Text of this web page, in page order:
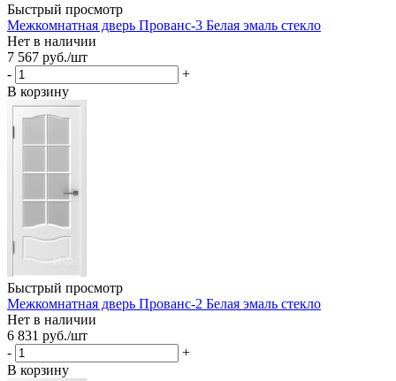
Быстрый просмотр
Межкомнатная дверь Прованс-3 Белая эмаль стекло
Нет в наличии
7 567 руб./шт
-
+
В корзину
Быстрый просмотр
Межкомнатная дверь Прованс-2 Белая эмаль стекло
Нет в наличии
6 831 руб./шт
-
+
В корзину